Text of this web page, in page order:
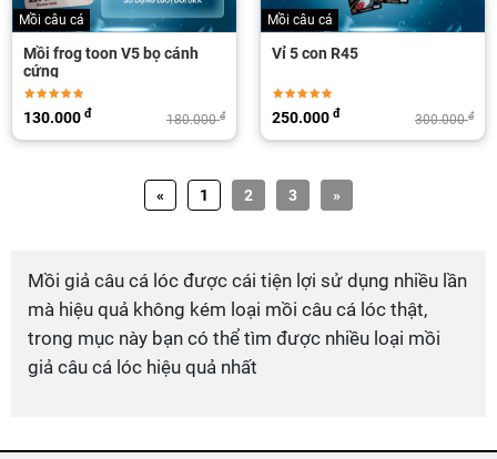
Mồi câu cá
Mồi frog toon V5 bọ cánh
cứng
180.000đ
130.000 đ
Mồi câu cá
Vỉ 5 con R45
300.000đ
250.000 đ
« 1 2 3 »
Mồi giả câu cá lóc được cái tiện lợi sử dụng nhiều lần
mà hiệu quả không kém loại mồi câu cá lóc thật,
trong mục này bạn có thể tìm được nhiều loại mồi
giả câu cá lóc hiệu quả nhất